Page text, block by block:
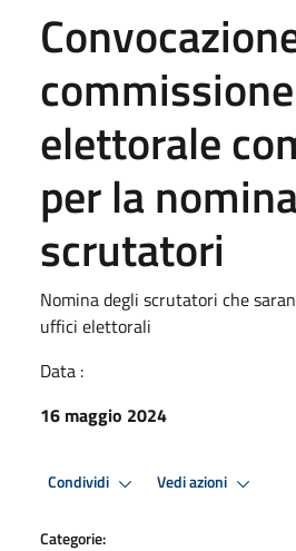
commissione
elettorale
per la
scrutatori
Nomina degli scrutatori che
uffici elettorali
Data :
16 maggio 2024
Condividi Vedi azioni
Categorie: